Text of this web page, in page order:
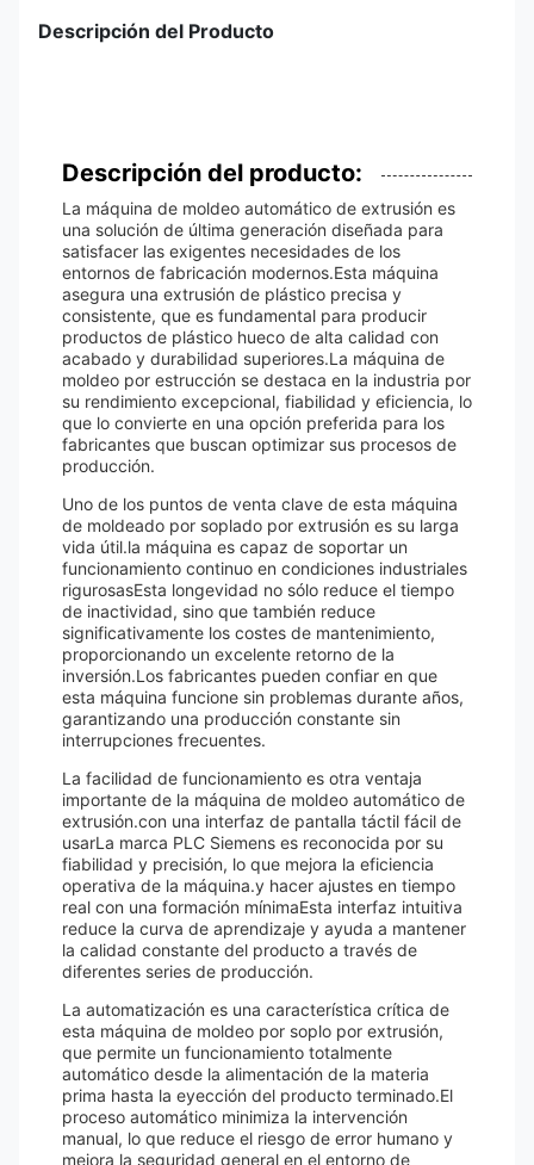
Descripción del Producto
Descripción del producto:
La máquina de moldeo automático de extrusión es
una solución de última generación diseñada para
satisfacer las exigentes necesidades de los
entornos de fabricación modernos.Esta máquina
asegura una extrusión de plástico precisa y
consistente, que es fundamental para producir
productos de plástico hueco de alta calidad con
acabado y durabilidad superiores.La máquina de
moldeo por estrucción se destaca en la industria por
su rendimiento excepcional, fiabilidad y eficiencia, lo
que lo convierte en una opción preferida para los
fabricantes que buscan optimizar sus procesos de
producción.
Uno de los puntos de venta clave de esta máquina
de moldeado por soplado por extrusión es su larga
vida útil.la máquina es capaz de soportar un
funcionamiento continuo en condiciones industriales
rigurosasEsta longevidad no sólo reduce el tiempo
de inactividad, sino que también reduce
significativamente los costes de mantenimiento,
proporcionando un excelente retorno de la
inversión.Los fabricantes pueden confiar en que
esta máquina funcione sin problemas durante años,
garantizando una producción constante sin
interrupciones frecuentes.
La facilidad de funcionamiento es otra ventaja
importante de la máquina de moldeo automático de
extrusión.con una interfaz de pantalla táctil fácil de
usarLa marca PLC Siemens es reconocida por su
fiabilidad y precisión, lo que mejora la eficiencia
operativa de la máquina.y hacer ajustes en tiempo
real con una formación mínimaEsta interfaz intuitiva
reduce la curva de aprendizaje y ayuda a mantener
la calidad constante del producto a través de
diferentes series de producción.
La automatización es una característica crítica de
esta máquina de moldeo por soplo por extrusión,
que permite un funcionamiento totalmente
automático desde la alimentación de la materia
prima hasta la eyección del producto terminado.El
proceso automático minimiza la intervención
manual, lo que reduce el riesgo de error humano y
mejora la seguridad general en el entorno de